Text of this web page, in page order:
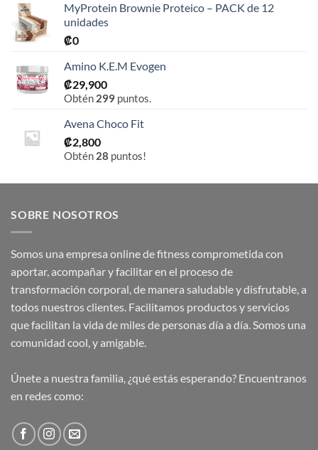
MyProtein Brownie Proteico – PACK de 12
unidades
₡0
Amino K.E.M Evogen
₡29,900
Obtén 299 puntos.
Avena Choco Fit
₡2,800
Obtén 28 puntos!
SOBRE NOSOTROS
Somos una empresa online de fitness comprometida con
aportar, acompañar y facilitar en el proceso de
transformación corporal, de manera saludable y disfrutable, a
todos nuestros clientes. Facilitamos productos y servicios
que facilitan la vida de miles de personas día a día. Somos una
comunidad cool, y amigable.
Únete a nuestra familia, ¿qué estás esperando? Encuentranos
en redes como: